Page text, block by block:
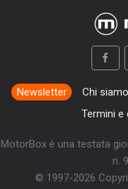
Newsletter Chi siamo
Termini e
MotorBox è una testata
n.
© 1997-2026